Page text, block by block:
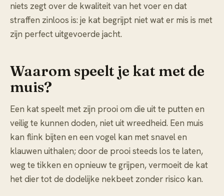
niets zegt over de kwaliteit van het voer en dat
straffen zinloos is: je kat begrijpt niet wat er mis is met
zijn perfect uitgevoerde jacht.
Waarom speelt je kat met de
muis?
Een kat speelt met zijn prooi om die uit te putten en
veilig te kunnen doden, niet uit wreedheid. Een muis
kan flink bijten en een vogel kan met snavel en
klauwen uithalen; door de prooi steeds los te laten,
weg te tikken en opnieuw te grijpen, vermoeit de kat
het dier tot de dodelijke nekbeet zonder risico kan.